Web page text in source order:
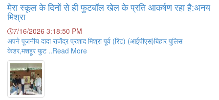
मेरा स्कूल के दिनों से ही फुटबॉल खेल के प्रति आकर्षण रहा है:अनय
मिश्रा
7/16/2026 3:18:50 PM
अपने पूजनीय दादा राजेंद्र प्रशाद मिश्रा पूर्व (रिट) (आईपीएस)बिहार पुलिस
केडर,मशहूर फुट ..Read More